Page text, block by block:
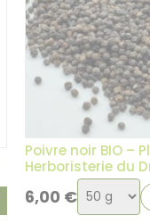
Poivre noir BIO –
Herboristerie du
6,00 €Choix
de